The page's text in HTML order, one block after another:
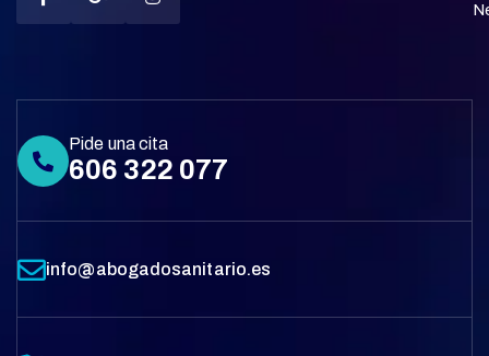
Pide una cita
606 322 077
info@abogadosanitario.es